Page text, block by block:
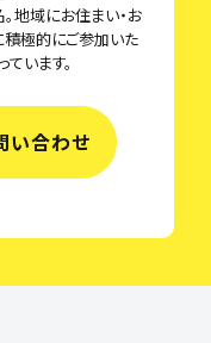
。地域にお住まい・お
極的にご参加いた
います。
い合わせ